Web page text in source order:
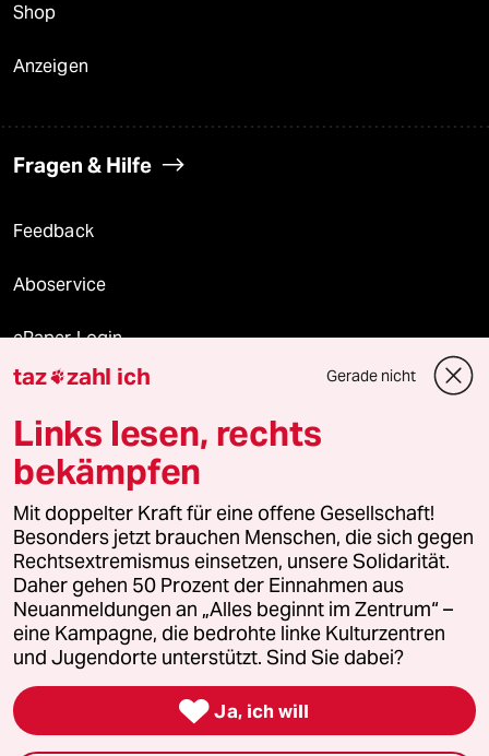
Shop
Anzeigen
Fragen & Hilfe
Feedback
Aboservice
ePaper Login
Downloads für Abonnierende
© 2026 taz Verlags und Vertriebs GmbH
Alle Rechte vorbehalten. Bei rechtlichen Fragen oder für Genehmigungen
wenden Sie sich bitte an
lizenzen@taz.de
Feedback Redaktionsstatut Kommune-Richtlinien
Leitlinie Informant Datenschutz Impressum AGB
Seitenwende Einwilligungen widerrufen (Ads)
taz zahl ich Gerade nicht
Links lesen, rechts
bekämpfen
Mit doppelter Kraft für eine offene Gesellschaft!
Besonders jetzt brauchen Menschen, die sich gegen
Rechtsextremismus einsetzen, unsere Solidarität.
Daher gehen 50 Prozent der Einnahmen aus
Neuanmeldungen an „Alles beginnt im Zentrum“ –
eine Kampagne, die bedrohte linke Kulturzentren
und Jugendorte unterstützt. Sind Sie dabei?
 Ja, ich will